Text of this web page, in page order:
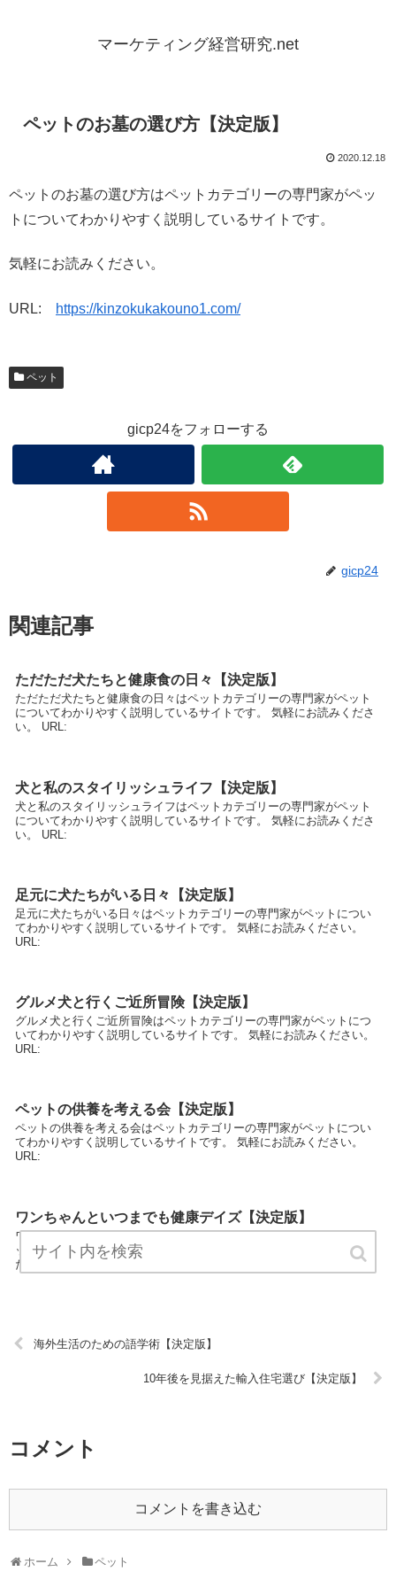
マーケティング経営研究.net
ペットのお墓の選び方【決定版】
2020.12.18
ペットのお墓の選び方はペットカテゴリーの専門家がペッ
トについてわかりやすく説明しているサイトです。
気軽にお読みください。
URL: https://kinzokukakouno1.com/
ペット
gicp24をフォローする
gicp24
関連記事
ただただ犬たちと健康食の日々【決定版】
ただただ犬たちと健康食の日々はペットカテゴリーの専門家がペット
についてわかりやすく説明しているサイトです。 気軽にお読みくださ
い。 URL:
犬と私のスタイリッシュライフ【決定版】
犬と私のスタイリッシュライフはペットカテゴリーの専門家がペット
についてわかりやすく説明しているサイトです。 気軽にお読みくださ
い。 URL:
足元に犬たちがいる日々【決定版】
足元に犬たちがいる日々はペットカテゴリーの専門家がペットについ
てわかりやすく説明しているサイトです。 気軽にお読みください。
URL:
グルメ犬と行くご近所冒険【決定版】
グルメ犬と行くご近所冒険はペットカテゴリーの専門家がペットにつ
いてわかりやすく説明しているサイトです。 気軽にお読みください。
URL:
ペットの供養を考える会【決定版】
ペットの供養を考える会はペットカテゴリーの専門家がペットについ
てわかりやすく説明しているサイトです。 気軽にお読みください。
URL:
ワンちゃんといつまでも健康デイズ【決定版】
ワンちゃんといつまでも健康デイズはペットカテゴリーの専門家がペ
ットについてわかりやすく説明しているサイトです。 気軽にお読みく
ださい。 URL:
海外生活のための語学術【決定版】
10年後を見据えた輸入住宅選び【決定版】
コメント
コメントを書き込む
ホーム ペット